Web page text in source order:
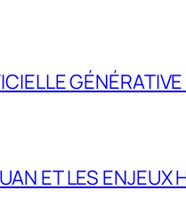
ET LES ENJEUX